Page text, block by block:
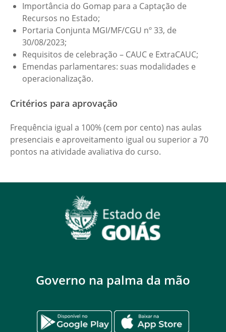
Importância do Gomap para a Captação de
Recursos no Estado;
Portaria Conjunta MGI/MF/CGU nº 33, de
30/08/2023;
Requisitos de celebração – CAUC e ExtraCAUC;
Emendas parlamentares: suas modalidades e
operacionalização.
Critérios para aprovação
Frequência igual a 100% (cem por cento) nas aulas
presenciais e aproveitamento igual ou superior a 70
pontos na atividade avaliativa do curso.
Governo na palma da mão